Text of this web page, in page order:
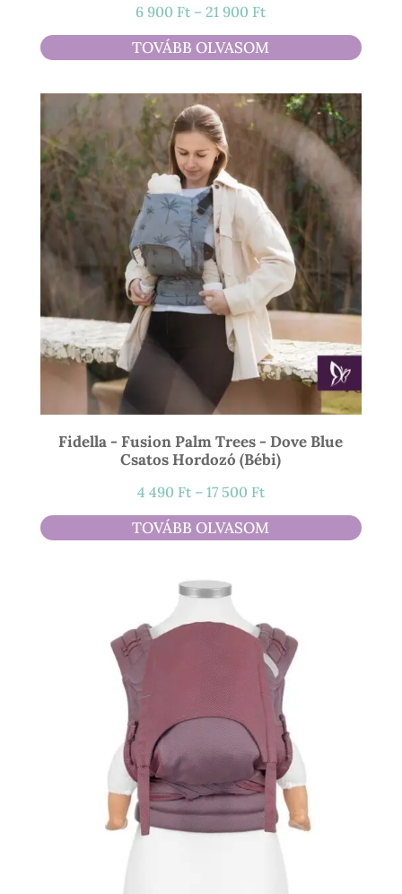
6 900 Ft – 21 900 FtÁrtartomány:
6
900 Ft
21
900 Ft
TOVÁBB OLVASOM
Fidella - Fusion Palm Trees - Dove Blue
Csatos Hordozó (bébi)
4 490 Ft – 17 500 FtÁrtartomány:
4
490 Ft
TOVÁBB OLVASOM